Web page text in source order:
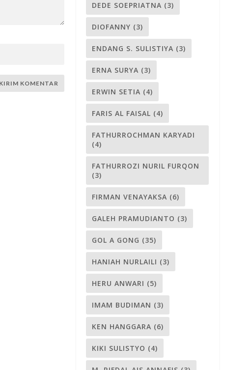
DEDE SOEPRIATNA (3)
DIOFANNY (3)
ENDANG S. SULISTIYA (3)
ERNA SURYA (3)
ERWIN SETIA (4)
FARIS AL FAISAL (4)
FATHURROCHMAN KARYADI
(4)
FATHURROZI NURIL FURQON
(3)
FIRMAN VENAYAKSA (6)
GALEH PRAMUDIANTO (3)
GOL A GONG (35)
HANIAH NURLAILI (3)
HERU ANWARI (5)
IMAM BUDIMAN (3)
KEN HANGGARA (6)
KIKI SULISTYO (4)